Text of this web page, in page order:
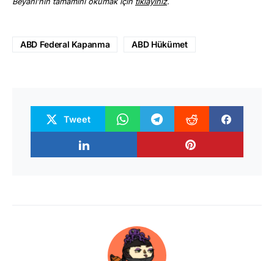
ABD Federal Kapanma ABD Hükümet
Tweet